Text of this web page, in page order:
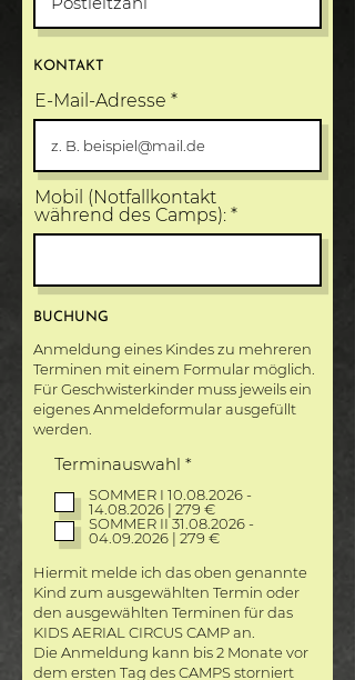
KONTAKT
E-Mail-Adresse
Mobil (Notfallkontakt
während des Camps):
BUCHUNG
Anmeldung eines Kindes zu mehreren
Terminen mit einem Formular möglich.
Für Geschwisterkinder muss jeweils ein
eigenes Anmeldeformular ausgefüllt
werden.
Terminauswahl *
l
i
c
h
f
e
l
d
SOMMER I 10.08.2026 -
14.08.2026 | 279 €
SOMMER II 31.08.2026 -
04.09.2026 | 279 €
Hiermit melde ich das oben genannte
Kind zum ausgewählten Termin oder
den ausgewählten Terminen für das
KIDS AERIAL CIRCUS CAMP an.
Die Anmeldung kann bis 2 Monate vor
dem ersten Tag des CAMPS storniert